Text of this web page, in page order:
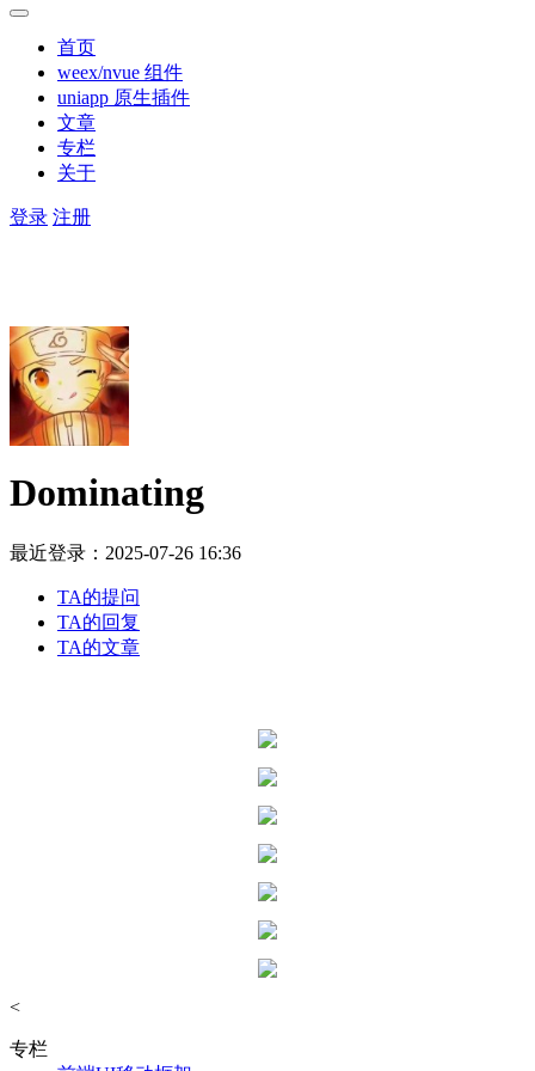
首页
weex/nvue 组件
uniapp 原生插件
文章
专栏
关于
登录 注册
Dominating
最近登录：2025-07-26 16:36
TA的提问
TA的回复
TA的文章
<
专栏